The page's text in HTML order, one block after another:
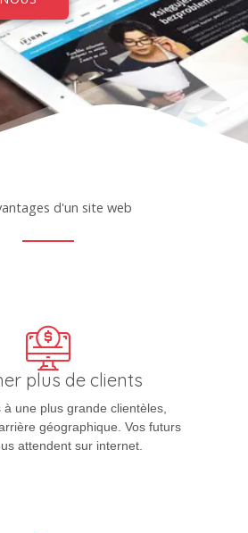
d'un site web
plus de clients
une plus grande clientèles,
géographique. Vos futurs
attendent sur internet.